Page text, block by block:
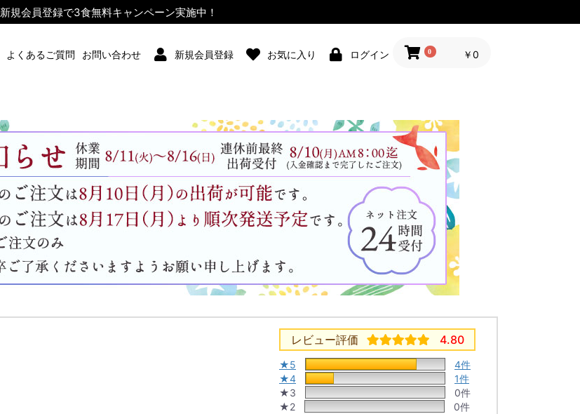
新規会員登録で3食無料キャンペーン実施中！
よくあるご質問 お問い合わせ 新規会員登録 お気に入り ログイン 0 ￥0
レビュー評価 4.80
★5
4件
★4
1件
★3
0件
★2
0件